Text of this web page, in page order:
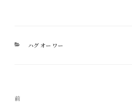
カ
ハグ オー ワー
投
過
前